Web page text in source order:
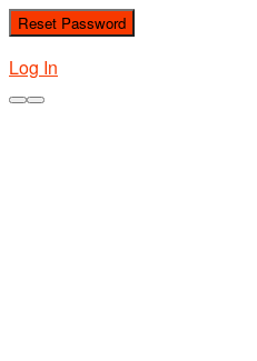
Log In